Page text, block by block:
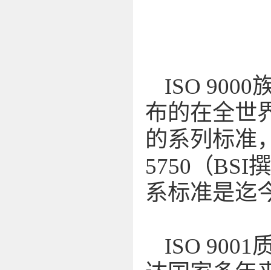
ISO 9000
布的在全世
的系列标准
5750（BSI
系标准是迄
ISO 9001